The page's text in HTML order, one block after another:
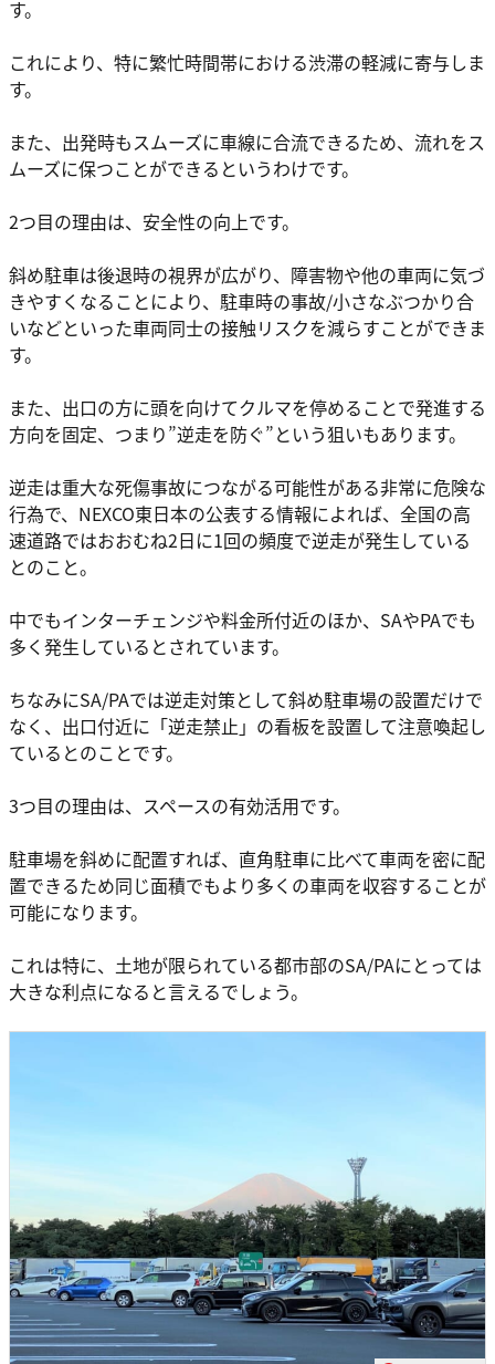
す。
これにより、特に繁忙時間帯における渋滞の軽減に寄与しま
す。
また、出発時もスムーズに車線に合流できるため、流れをス
ムーズに保つことができるというわけです。
2つ目の理由は、安全性の向上です。
斜め駐車は後退時の視界が広がり、障害物や他の車両に気づ
きやすくなることにより、駐車時の事故/小さなぶつかり合
いなどといった車両同士の接触リスクを減らすことができま
す。
また、出口の方に頭を向けてクルマを停めることで発進する
方向を固定、つまり”逆走を防ぐ”という狙いもあります。
逆走は重大な死傷事故につながる可能性がある非常に危険な
行為で、NEXCO東日本の公表する情報によれば、全国の高
速道路ではおおむね2日に1回の頻度で逆走が発生している
とのこと。
中でもインターチェンジや料金所付近のほか、SAやPAでも
多く発生しているとされています。
ちなみにSA/PAでは逆走対策として斜め駐車場の設置だけで
なく、出口付近に「逆走禁止」の看板を設置して注意喚起し
ているとのことです。
3つ目の理由は、スペースの有効活用です。
駐車場を斜めに配置すれば、直角駐車に比べて車両を密に配
置できるため同じ面積でもより多くの車両を収容することが
可能になります。
これは特に、土地が限られている都市部のSA/PAにとっては
大きな利点になると言えるでしょう。